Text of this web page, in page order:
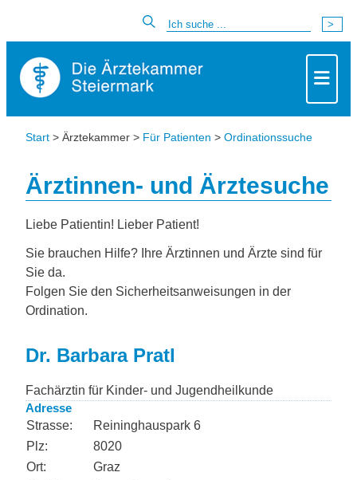
Start > Ärztekammer > Für Patienten > Ordinationssuche
Ärztinnen- und Ärztesuche
Liebe Patientin! Lieber Patient!
Sie brauchen Hilfe? Ihre Ärztinnen und Ärzte sind für
Sie da.
Folgen Sie den Sicherheitsanweisungen in der
Ordination.
Dr. Barbara Pratl
Fachärztin für Kinder- und Jugendheilkunde
Adresse
Strasse:
Reininghauspark 6
Plz:
8020
Ort:
Graz